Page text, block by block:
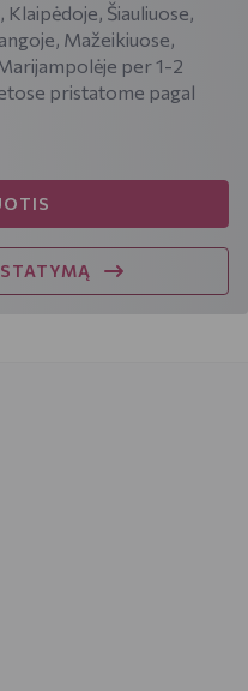
Šiauliuose,
Mažeikiuose,
per 1-2
pristatome pagal